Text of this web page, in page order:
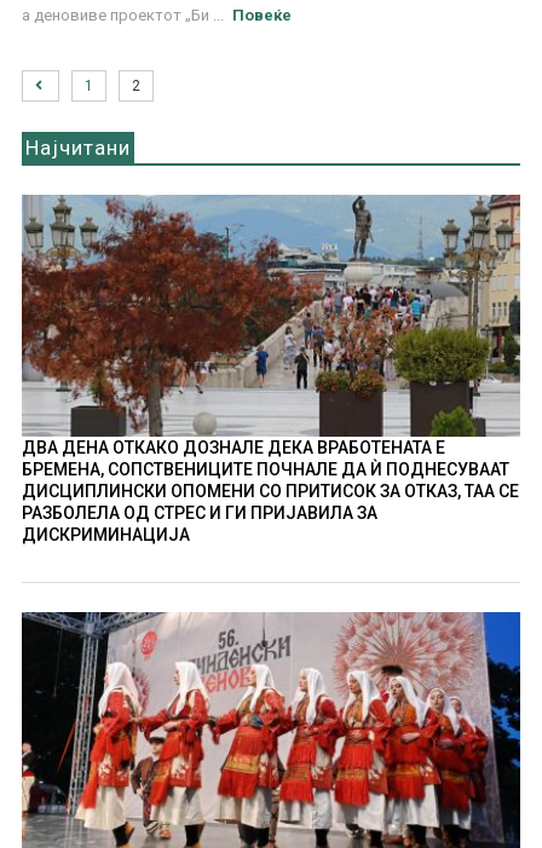
а деновиве проектот „Би ...
Повеќе
1 2
Најчитани
ДВА ДЕНА ОТКАКО ДОЗНАЛЕ ДЕКА ВРАБОТЕНАТА Е
БРЕМЕНА, СОПСТВЕНИЦИТЕ ПОЧНАЛЕ ДА Ѝ ПОДНЕСУВААТ
ДИСЦИПЛИНСКИ ОПОМЕНИ СО ПРИТИСОК ЗА ОТКАЗ, ТАА СЕ
РАЗБОЛЕЛА ОД СТРЕС И ГИ ПРИЈАВИЛА ЗА
ДИСКРИМИНАЦИЈА